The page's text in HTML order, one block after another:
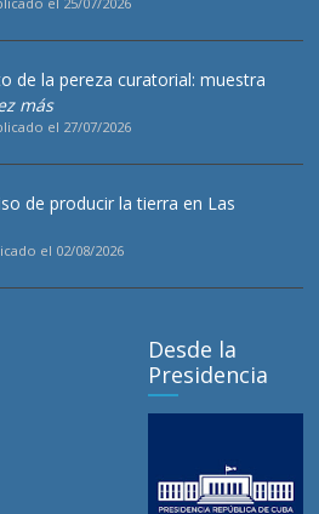
de la pereza curatorial: muestra
más
el 27/07/2026
de producir la tierra en Las
el 02/08/2026
Desde la
Presidencia